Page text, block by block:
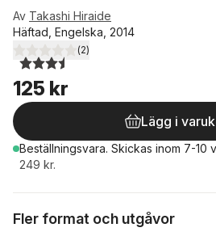
Av Takashi Hiraide
Häftad, Engelska, 2014
3,5utav 5 stjärnor. Totalt antal röster:
(2)
125 kr
Lägg i
Beställningsvara. Skickas inom 7-10
249 kr.
Fler format och utgåvor